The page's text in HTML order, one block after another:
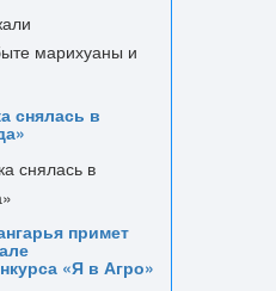
снялась в
примет
«Я в Агро»